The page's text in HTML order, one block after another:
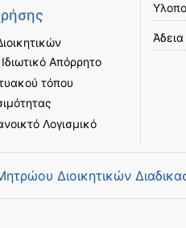
Απόρρητο
τόπου
Λογισμικό
Διοικητικών